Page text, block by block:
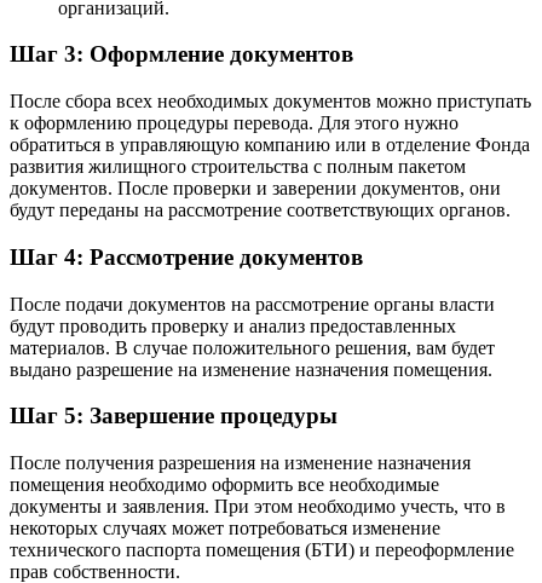
организаций.
Шаг 3: Оформление документов
После сбора всех необходимых документов можно приступать
к оформлению процедуры перевода. Для этого нужно
обратиться в управляющую компанию или в отделение Фонда
развития жилищного строительства с полным пакетом
документов. После проверки и заверении документов, они
будут переданы на рассмотрение соответствующих органов.
Шаг 4: Рассмотрение документов
После подачи документов на рассмотрение органы власти
будут проводить проверку и анализ предоставленных
материалов. В случае положительного решения, вам будет
выдано разрешение на изменение назначения помещения.
Шаг 5: Завершение процедуры
После получения разрешения на изменение назначения
помещения необходимо оформить все необходимые
документы и заявления. При этом необходимо учесть, что в
некоторых случаях может потребоваться изменение
технического паспорта помещения (БТИ) и переоформление
прав собственности.